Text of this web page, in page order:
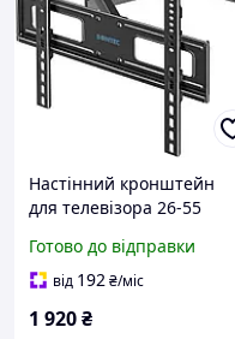
Настінний кронштейн
для телевізора 26-55
Металевий настінний
регульований кронштейн
Готово до відправки
від 192₴/міс
1 920₴